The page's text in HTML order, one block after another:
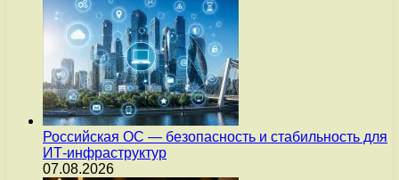
Российская ОС — безопасность и стабильность для
ИТ-инфраструктур
07.08.2026